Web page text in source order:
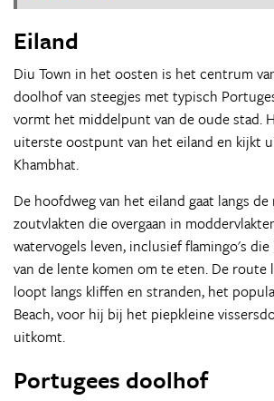
Eiland
Diu Town in het oosten is het centrum
doolhof van steegjes met typisch
vormt het middelpunt van de oude stad.
uiterste oostpunt van het eiland en kijkt
Khambhat.
De hoofdweg van het eiland gaat langs
zoutvlakten die overgaan in
watervogels leven, inclusief flamingo's
van de lente komen om te eten. De route
loopt langs kliffen en stranden, het
Beach, voor hij bij het piepkleine
uitkomt.
Portugees doolhof